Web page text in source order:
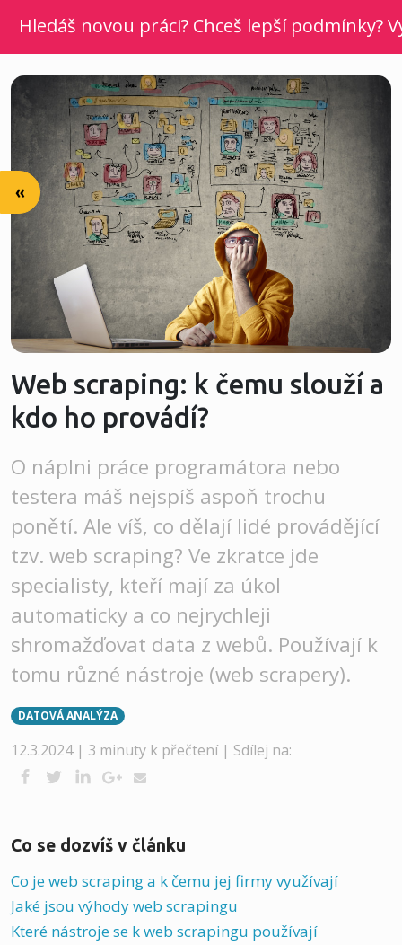
novou práci? Chceš lepší podmínky?
«
Web scraping: k čemu slouží a
kdo ho provádí?
O náplni práce programátora nebo
testera máš nejspíš aspoň trochu
ponětí. Ale víš, co dělají lidé provádějící
tzv. web scraping? Ve zkratce jde
specialisty, kteří mají za úkol
automaticky a co nejrychleji
shromažďovat data z webů. Používají k
tomu různé nástroje (web scrapery).
DATOVÁ ANALÝZA
12.3.2024 | 3 minuty k přečtení | Sdílej na:
Co se dozvíš v článku
Co je web scraping a k čemu jej firmy využívají
Jaké jsou výhody web scrapingu
Které nástroje se k web scrapingu používají